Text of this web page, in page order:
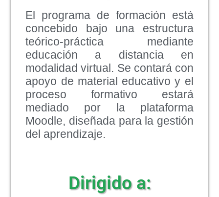
El programa de formación está
concebido bajo una estructura
teórico-práctica mediante
educación a distancia en
modalidad virtual. Se contará con
apoyo de material educativo y el
proceso formativo estará
mediado por la plataforma
Moodle, diseñada para la gestión
del aprendizaje.
Dirigido a: